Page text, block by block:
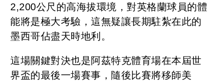
2,200公尺的高海拔環境，對英格蘭球員的體
能將是極大考驗，這無疑讓長期駐紮在此的
墨西哥佔盡天時地利。
這場關鍵對決也是阿茲特克體育場在本屆世
界盃的最後一場賽事，隨後比賽將移師美